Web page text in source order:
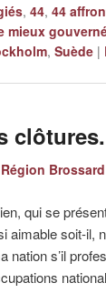
, 44, 44
mieux
, Suède |
clôtures.
Brossard
qui se
soit-il,
nation s’il